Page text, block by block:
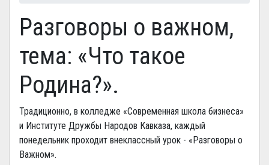
Разговоры о важном,
тема: «Что такое
Родина?».
Традиционно, в колледже «Современная школа бизнеса»
и Институте Дружбы Народов Кавказа, каждый
понедельник проходит внеклассный урок - «Разговоры о
Важном».